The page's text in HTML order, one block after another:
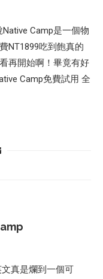
Camp是一個物
NT1899吃到飽真的
再開始啊！畢竟有好
Camp免費試用 全
真是爛到一個可